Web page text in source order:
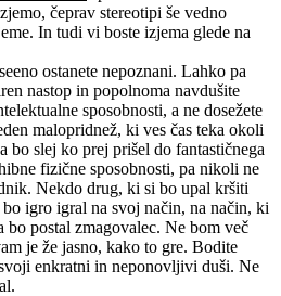
čeprav stereotipi še vedno
In tudi vi boste izjema glede na
ostanete nepoznani. Lahko pa
nastop in popolnoma navdušite
sposobnosti, a ne dosežete
malopridnež, ki ves čas teka okoli
bo slej ko prej prišel do fantastičnega
fizične sposobnosti, pa nikoli ne
Nekdo drug, ki si bo upal kršiti
igro igral na svoj način, na način, ki
bo postal zmagovalec. Ne bom več
je že jasno, kako to gre. Bodite
enkratni in neponovljivi duši. Ne